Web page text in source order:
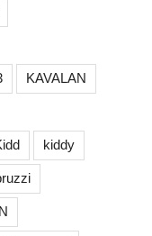
KAVALAN
kiddy